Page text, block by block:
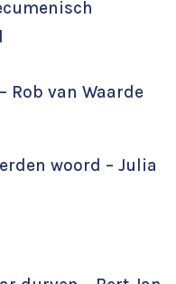
Rob van Waarde
woord – Julia